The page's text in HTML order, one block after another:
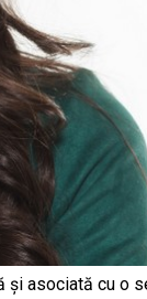
asociată cu o